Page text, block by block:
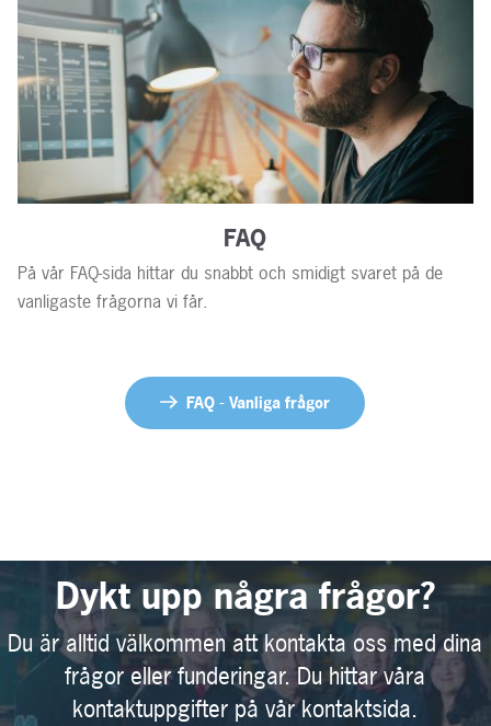
FAQ
På vår FAQ-sida hittar du snabbt och smidigt svaret på de
vanligaste frågorna vi får.
FAQ - Vanliga frågor
Dykt upp några frågor?
Du är alltid välkommen att kontakta oss med dina
frågor eller funderingar. Du hittar våra
kontaktuppgifter på vår kontaktsida.